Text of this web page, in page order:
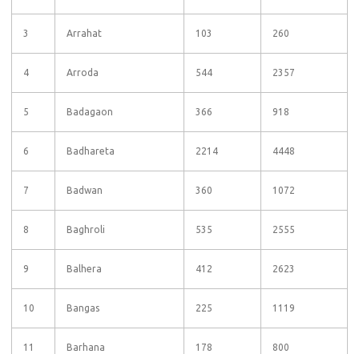
3 Arrahat 103 260
4 Arroda 544 2357
5 Badagaon 366 918
6 Badhareta 2214 4448
7 Badwan 360 1072
8 Baghroli 535 2555
9 Balhera 412 2623
10 Bangas 225 1119
11 Barhana 178 800